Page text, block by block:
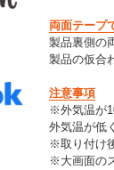
両面テープ
製品裏側の
製品の仮合
注意事項
※外気温が
外気温が低
※取り付け
※大画面の